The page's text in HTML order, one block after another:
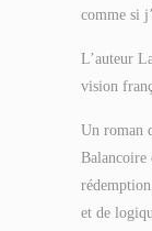
comme si
L’auteur
vision
Un roman
Balancoire
et de